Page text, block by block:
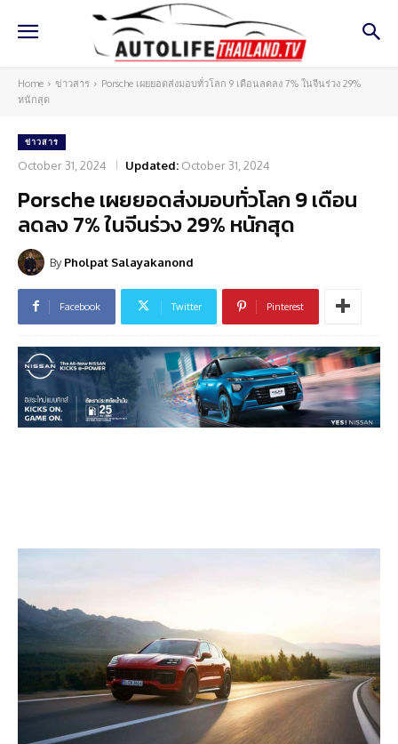
Home ข่าวสาร
Porsche เผยยอดส่งมอบทั่วโลก 9 เดือนลดลง 7% ในจีนร่วง 29%
หนักสุด
ข่าวสาร
October 31, 2024 Updated: October 31, 2024
Porsche เผยยอดส่งมอบทั่วโลก 9 เดือน
ลดลง 7% ในจีนร่วง 29% หนักสุด
By Pholpat Salayakanond
Facebook Twitter Pinterest